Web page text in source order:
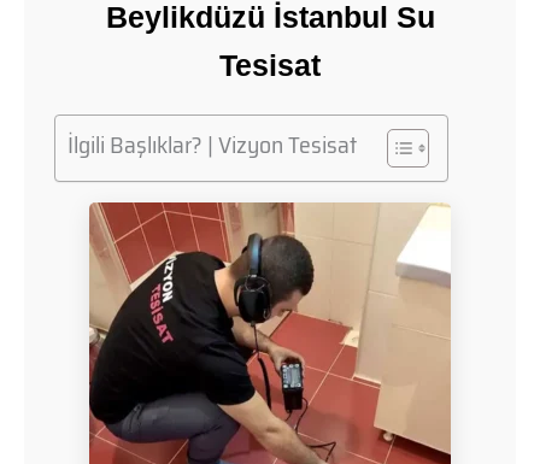
Beylikdüzü İstanbul Su
Tesisat
İlgili Başlıklar? | Vizyon Tesisat